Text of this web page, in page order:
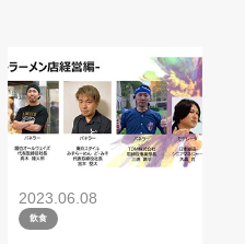
2023.06.08
飲食